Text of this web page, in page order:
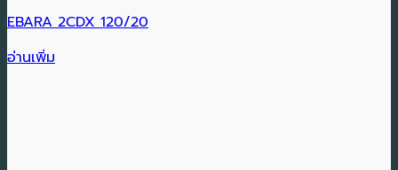
EBARA 2CDX 120/20
อ่านเพิ่ม